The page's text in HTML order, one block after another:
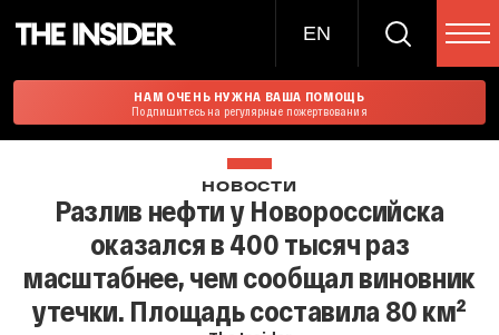
EN
НАМ ОЧЕНЬ НУЖНА ВАША ПОМОЩЬ
Подпишитесь на регулярные пожертвования
НОВОСТИ
Разлив нефти у Новороссийска
оказался в 400 тысяч раз
масштабнее, чем сообщал виновник
утечки. Площадь составила 80 км²